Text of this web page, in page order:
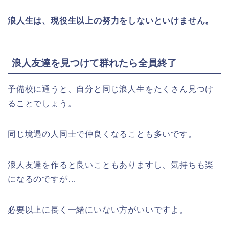
浪人生は、現役生以上の努力をしないといけません。
浪人友達を見つけて群れたら全員終了
予備校に通うと、自分と同じ浪人生をたくさん見つけ
ることでしょう。
同じ境遇の人同士で仲良くなることも多いです。
浪人友達を作ると良いこともありますし、気持ちも楽
になるのですが…
必要以上に長く一緒にいない方がいいですよ。